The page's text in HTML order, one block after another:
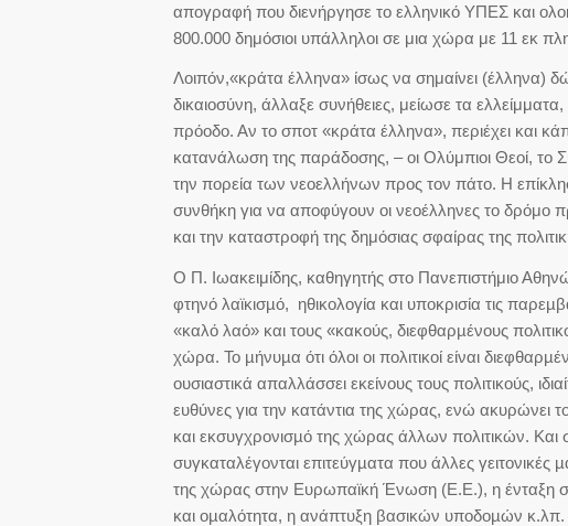
απογραφή που διενήργησε το ελληνικό ΥΠΕΣ και
800.000 δημόσιοι υπάλληλοι σε μια χώρα με 11 εκ
Λοιπόν,«κράτα έλληνα» ίσως να σημαίνει (έλληνα)
δικαιοσύνη, άλλαξε συνήθειες, μείωσε τα
πρόοδο. Αν το σποτ «κράτα έλληνα», περιέχει και
κατανάλωση της παράδοσης, – οι Ολύμπιοι Θεοί,
την πορεία των νεοελλήνων προς τον πάτο. Η
συνθήκη για να αποφύγουν οι νεοέλληνες το δρόμο
και την καταστροφή της δημόσιας σφαίρας της
Ο Π. Ιωακειμίδης, καθηγητής στο Πανεπιστήμιο
φτηνό λαϊκισµό, ηθικολογία και υποκρισία τις
«καλό λαό» και τους «κακούς, διεφθαρµένους
χώρα. Το µήνυµα ότι όλοι οι πολιτικοί είναι
ουσιαστικά απαλλάσσει εκείνους τους πολιτικούς,
ευθύνες για την κατάντια της χώρας, ενώ ακυρώνει
και εκσυγχρονισµό της χώρας άλλων πολιτικών. Και
συγκαταλέγονται επιτεύγµατα που άλλες
της χώρας στην Ευρωπαϊκή Ένωση (Ε.Ε.), η ένταξη
και οµαλότητα, η ανάπτυξη βασικών υποδοµών κ.λπ.